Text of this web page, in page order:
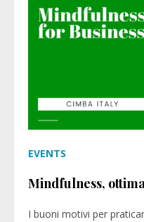
EVENTS
Mindfulness,
I buoni motivi per